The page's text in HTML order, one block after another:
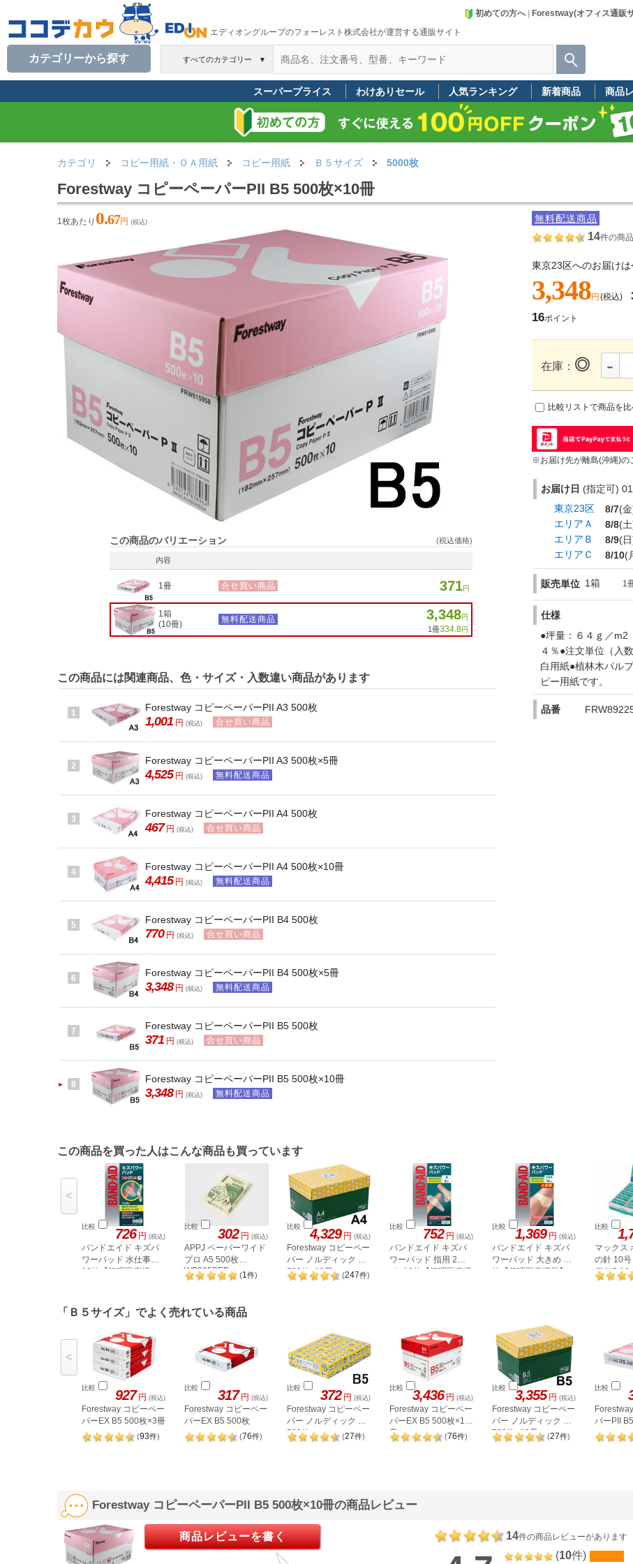
エディオングループのフォーレスト株式会社が運営する通販サイト
初めての方へ| Forestway(オフィス通販
すべてのカテゴリー ▼
カテゴリーから探す
スーパープライス わけありセール 人気ランキング 新着商品 商品
カテゴリ コピー用紙・ＯＡ用紙 コピー用紙 Ｂ５サイズ 5000枚
Forestway コピーペーパーPII B5 500枚×10冊
無料配送商品
14件の商
東京23区へのお届けは
3,348円 (税込)
16ポイント
在庫： ◎ -
比較リストで商品を比
※お届け先が離島(沖縄)の
お届け日 (指定可)
東京23区 8/7(
エリアＡ 8/8(
エリアＢ 8/9(
エリアＣ 8/10(
販売単位 1箱 1
仕様
●坪量：６４ｇ／m2
４％●注文単位（入
白用紙●植林木パル
ピー用紙です。
品番
1枚あたり 0.67円 (税込)
この商品のバリエーション (税込価格)
内容
1冊 合せ買い商品 371円
1箱
(10冊)
無料配送商品 3,348円
1冊334.8円
この商品には関連商品、色・サイズ・入数違い商品があります
1 Forestway コピーペーパーPII A3 500枚
1,001 円 (税込) 合せ買い商品
2 Forestway コピーペーパーPII A3 500枚×5冊
4,525 円 (税込) 無料配送商品
3 Forestway コピーペーパーPII A4 500枚
467 円 (税込) 合せ買い商品
4 Forestway コピーペーパーPII A4 500枚×10冊
4,415 円 (税込) 無料配送商品
5 Forestway コピーペーパーPII B4 500枚
770 円 (税込) 合せ買い商品
6 Forestway コピーペーパーPII B4 500枚×5冊
3,348 円 (税込) 無料配送商品
7 Forestway コピーペーパーPII B5 500枚
371 円 (税込) 合せ買い商品
8 Forestway コピーペーパーPII B5 500枚×10冊
3,348 円 (税込) 無料配送商品
この商品を買った人はこんな商品も買っています
比較 726 円 (税込)
バンドエイド キズパ
ワーパッド 水仕事用
10枚【管理医療機
比較 302 円 (税込)
APPJ ペーパーワイド
プロ A5 500枚
WP005PEP
(1件)
比較 4,329 円 (税込)
Forestway コピーペー
パー ノルディック A4
500枚×10冊
(247件)
比較 752 円 (税込)
バンドエイド キズパ
ワーパッド 指用 2サ
イズ 6枚【管理医療機
比較 1,369 円 (税込)
バンドエイド キズパ
ワーパッド 大きめ 12
枚【管理医療機器】
比較
マックス
の針 10
個
<
「Ｂ５サイズ」でよく売れている商品
比較 927 円 (税込)
Forestway コピーペー
パーEX B5 500枚×3冊
(93件)
比較 317 円 (税込)
Forestway コピーペー
パーEX B5 500枚
(76件)
比較 372 円 (税込)
Forestway コピーペー
パー ノルディック B5
500枚
(27件)
比較 3,436 円 (税込)
Forestway コピーペー
パーEX B5 500枚×10
冊
(76件)
比較 3,355 円 (税込)
Forestway コピーペー
パー ノルディック B5
500枚×10冊
(27件)
比較
パーPII
<
Forestway コピーペーパーPII B5 500枚×10冊の商品レビュー
14件の商品レビューがあります
(10件)
商品レビューを書く